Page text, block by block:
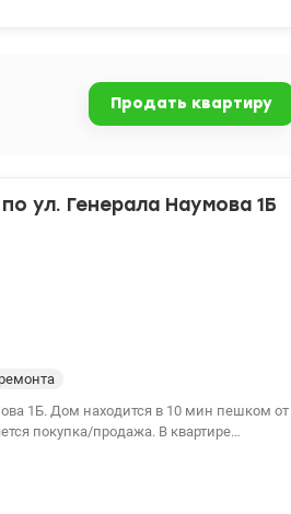
кровельная котельная ✔
отопления и интернета даже
как для собственного проживания, так
Продать квартиру
ул. Генерала Наумова 1Б
1Б. Дом находится в 10 мин пешком от
продажа. В квартире